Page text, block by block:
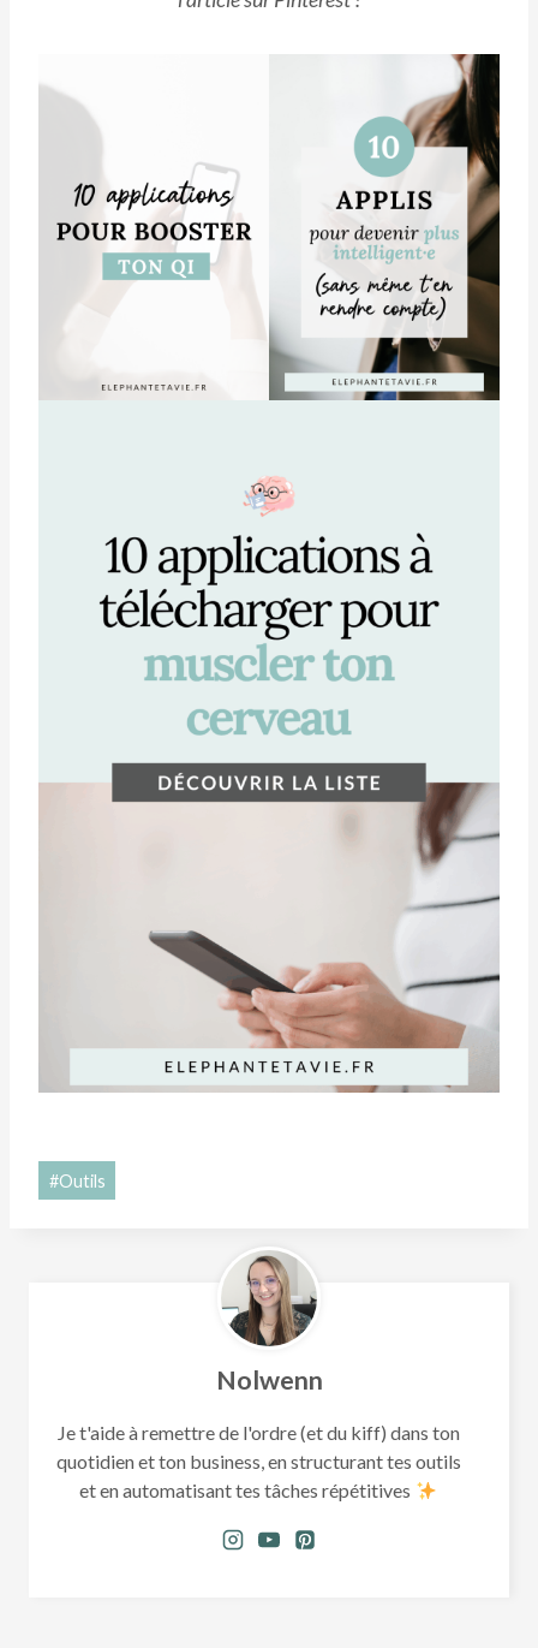
Étiquettes
de
#Outils
Nolwenn
Je t'aide à remettre de l'ordre (et du kiff) dans ton
quotidien et ton business, en structurant tes outils
et en automatisant tes tâches répétitives